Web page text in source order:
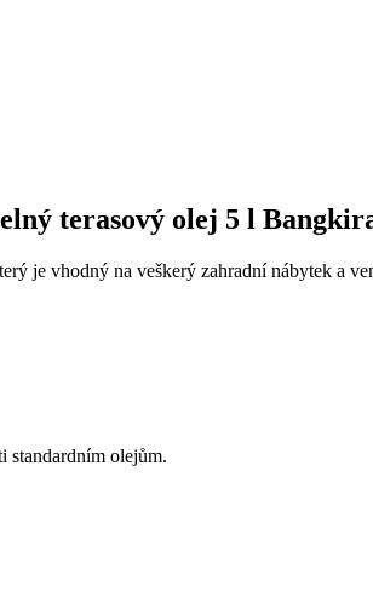
terasový olej 5 l
je vhodný na veškerý zahradní nábytek a
standardním olejům.